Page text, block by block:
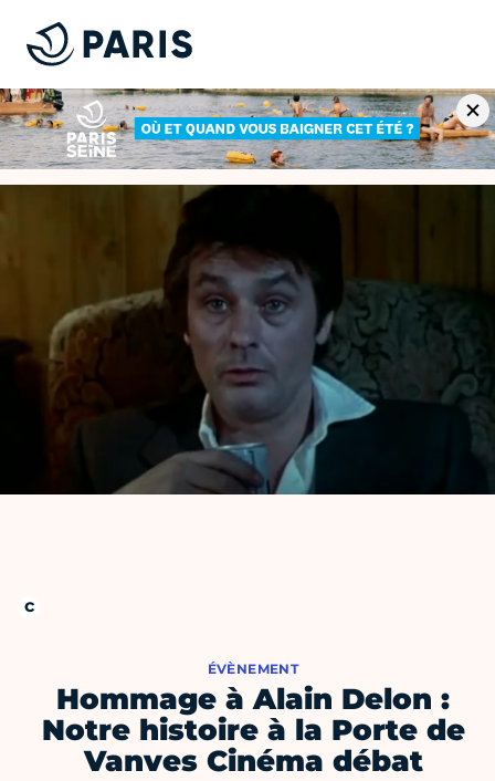
ÉVÈNEMENT
Hommage à Alain Delon :
Notre histoire à la Porte de
Vanves Cinéma débat